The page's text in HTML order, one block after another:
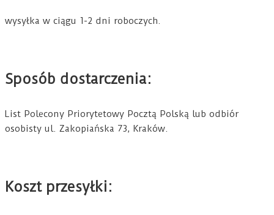
wysyłka w ciągu 1-2 dni roboczych.
Sposób dostarczenia:
List Polecony Priorytetowy Pocztą Polską lub odbiór
osobisty ul. Zakopiańska 73, Kraków.
Koszt przesyłki: